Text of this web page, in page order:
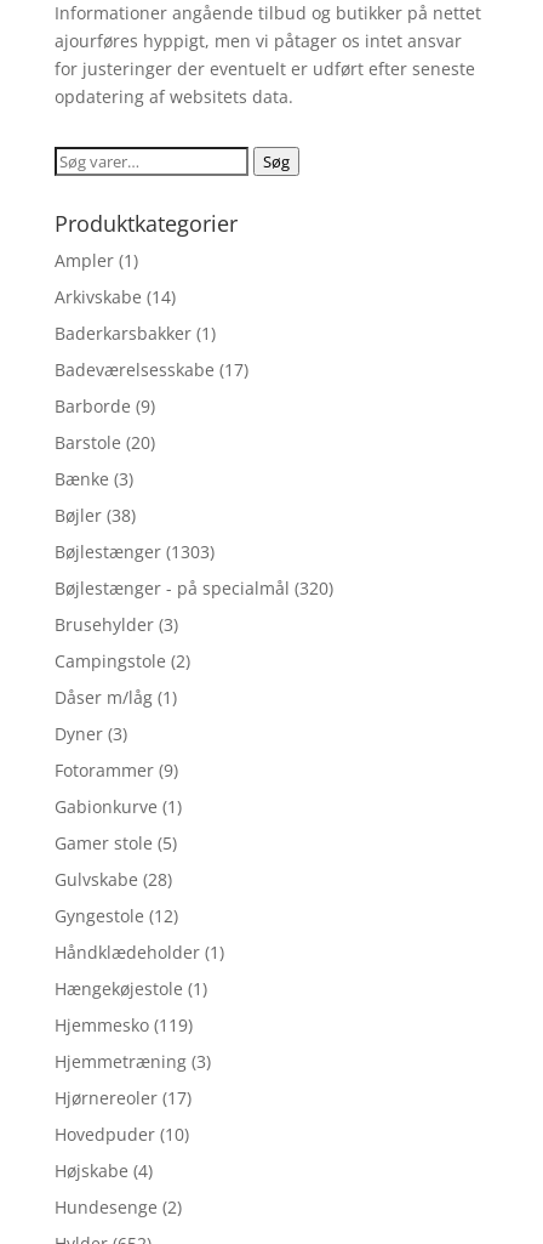
Informationer angående tilbud og butikker på nettet
ajourføres hyppigt, men vi påtager os intet ansvar
for justeringer der eventuelt er udført efter seneste
opdatering af websitets data.
Søg
Søg
Produktkategorier
Ampler (1)
Arkivskabe (14)
Baderkarsbakker (1)
Badeværelsesskabe (17)
Barborde (9)
Barstole (20)
Bænke (3)
Bøjler (38)
Bøjlestænger (1303)
Bøjlestænger - på specialmål (320)
Brusehylder (3)
Campingstole (2)
Dåser m/låg (1)
Dyner (3)
Fotorammer (9)
Gabionkurve (1)
Gamer stole (5)
Gulvskabe (28)
Gyngestole (12)
Håndklædeholder (1)
Hængekøjestole (1)
Hjemmesko (119)
Hjemmetræning (3)
Hjørnereoler (17)
Hovedpuder (10)
Højskabe (4)
Hundesenge (2)